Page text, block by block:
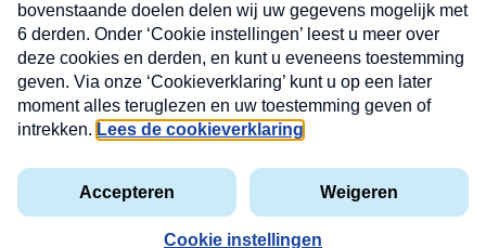
MAX
Cookieverklaring
Kwetsbaarheid
X
Nieuwsbrief
Neem hier een gratis abonnement op de MAX
Consumenten nieuwsbrief. Elke maandag en
donderdag in uw mailbox.
e-
VOOR
privacyverklaring